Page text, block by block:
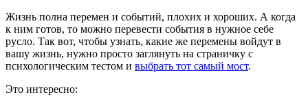
Жизнь полна перемен и событий, плохих и хороших. А когда
к ним готов, то можно перевести события в нужное себе
русло. Так вот, чтобы узнать, какие же перемены войдут в
вашу жизнь, нужно просто заглянуть на страничку с
психологическим тестом и выбрать тот самый мост.
Это интересно: